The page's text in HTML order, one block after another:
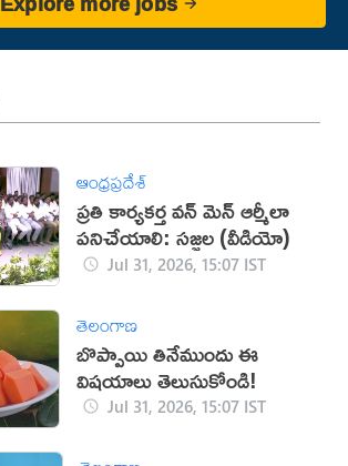
ఆంధ్రప్రదేశ్
ప్రతి కార్యకర్త వన్ మెన్ ఆర్మీలా
పనిచేయాలి: సజ్జల (వీడియో)
Jul 31, 2026, 15:07 IST
తెలంగాణ
బొప్పాయి తినేముందు ఈ
విషయాలు తెలుసుకోండి!
Jul 31, 2026, 15:07 IST